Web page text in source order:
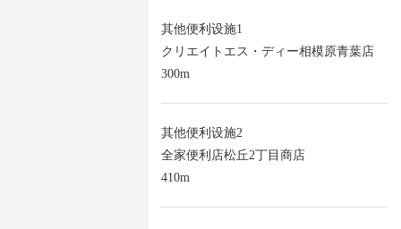
其他便利设施1
クリエイトエス・ディー相模原青葉店
300m
其他便利设施2
全家便利店松丘2丁目商店
410m